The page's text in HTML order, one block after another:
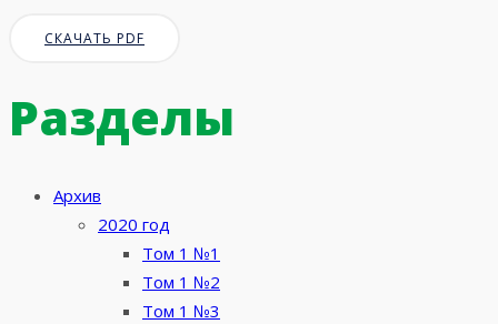
СКАЧАТЬ PDF
Разделы
Архив
2020 год
Том 1 №1
Том 1 №2
Том 1 №3